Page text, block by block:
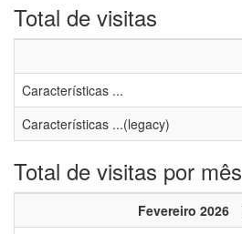
Total de visitas
Características ...
Características ...(legacy)
Total de visitas por mês
Fevereiro 2026